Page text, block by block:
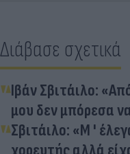
Διάβασε σχετικά
Ιβάν Σβιτάιλο:
μου δεν μπόρεσα
Σβιτάιλο: «Μ '
χορευτής αλλά